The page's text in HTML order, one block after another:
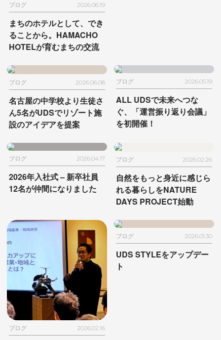
ブログ 2026.06.19
まちのホテルとして、でき
ることから。 HAMACHO
HOTELが育むまちの交流
ブログ 2026.06.08
名古屋の中学校より生徒さ
ん5名がUDSでリゾート施
設のアイデアを提案
ブログ 2026.05.19
ALL UDSで未来へつな
ぐ、
「運営振り返り会議」
を初開催！
ブログ 2026.04.17
2026年入社式– 新卒社員
12名が仲間になりました
ブログ 2026.02.26
自然をもっと身近に感じら
れる暮らしをNATURE
DAYS PROJECT始動
ブログ 2026.02.16
ブログ 2026.01.30
UDS STYLEをアップデー
ト